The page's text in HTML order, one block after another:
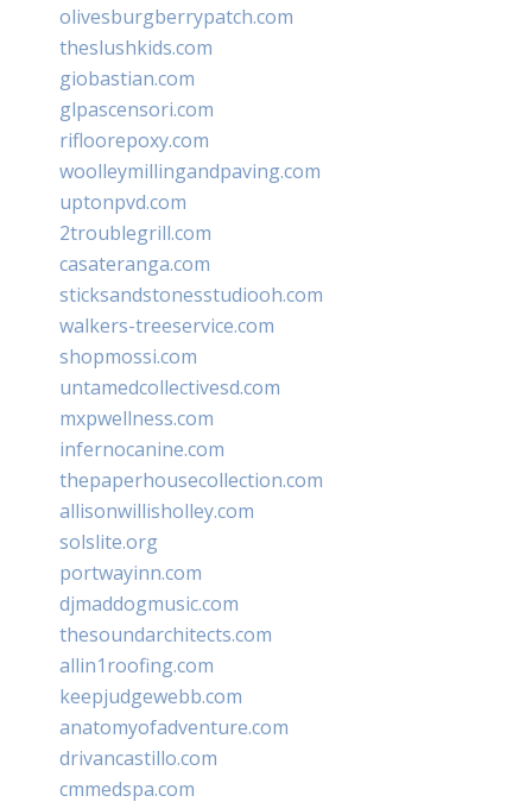
olivesburgberrypatch.com
theslushkids.com
giobastian.com
glpascensori.com
rifloorepoxy.com
woolleymillingandpaving.com
uptonpvd.com
2troublegrill.com
casateranga.com
sticksandstonesstudiooh.com
walkers-treeservice.com
shopmossi.com
untamedcollectivesd.com
mxpwellness.com
infernocanine.com
thepaperhousecollection.com
allisonwillisholley.com
solslite.org
portwayinn.com
djmaddogmusic.com
thesoundarchitects.com
allin1roofing.com
keepjudgewebb.com
anatomyofadventure.com
drivancastillo.com
cmmedspa.com